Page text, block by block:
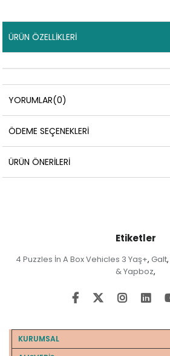
ÜRÜN ÖZELLIKLERI
YORUMLAR(0)
ÖDEME SEÇENEKLERI
ÜRÜN ÖNERILERI
Etiketler
4 Puzzles İn A Box Vehicles 3 Yaş+, Galt,
& Yapboz,
KURUMSAL